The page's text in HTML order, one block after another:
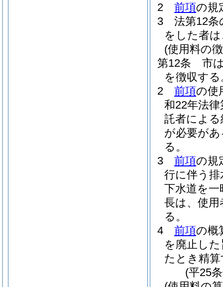
2
前項の規
3
法第12条
をした者
(使用料の
第12条
市
を徴収する
2
前項の使
和22年法律
託者によ
が必要が
る。
3
前項の規
行に伴う
下水道を
長は、使
る。
4
前項の概
を廃止し
たとき精
(平25